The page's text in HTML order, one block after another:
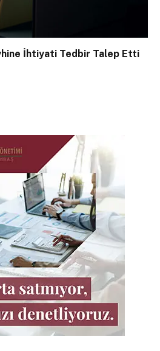
İhtiyati Tedbir Talep Etti